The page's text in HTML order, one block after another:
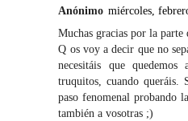
Anónimo miércoles,
Muchas gracias por la
Q os voy a decir que no
necesitáis que
truquitos, cuando
paso fenomenal probando
también a vosotras ;)